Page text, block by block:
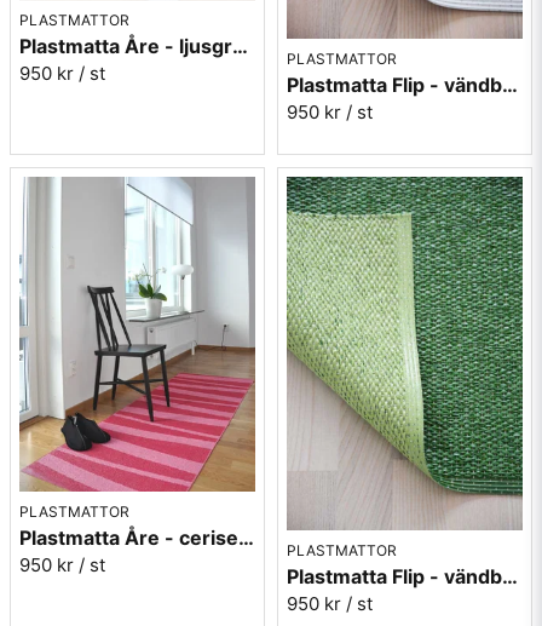
PLASTMATTOR
Plastmatta Åre - ljusgrå/vit
950 kr / st
PLASTMATTOR
Plastmatta Flip - vändbar vit/grå
950 kr / st
PLASTMATTOR
Plastmatta Åre - cerise/rosa
950 kr / st
PLASTMATTOR
Plastmatta Flip - vändbar grön/ljusgrön
950 kr / st